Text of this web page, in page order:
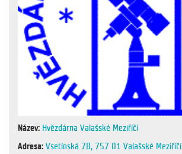
Název: Hvězdárna Valašské Meziříčí
Adresa: Vsetínská 78, 757 01 Valašské Meziříčí